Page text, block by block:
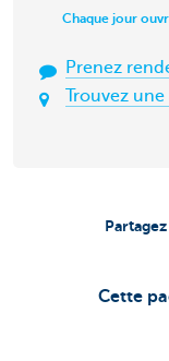
Chaque jour
Prenez
Trouvez
Cette